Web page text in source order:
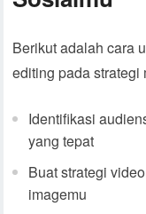
Berikut adalah cara
editing pada strategi
Identifikasi
yang tepat
Buat strategi
imagemu